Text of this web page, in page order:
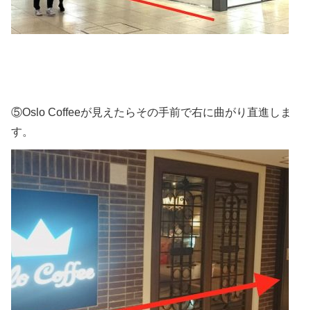
⑤Oslo Coffeeが見えたらその手前で右に曲がり直進しま
す。